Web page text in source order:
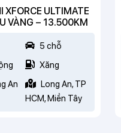
XFORCE ULTIMATE
VÀNG – 13.500KM
5 chỗ
Xăng
An
Long An, TP
HCM, Miền Tây